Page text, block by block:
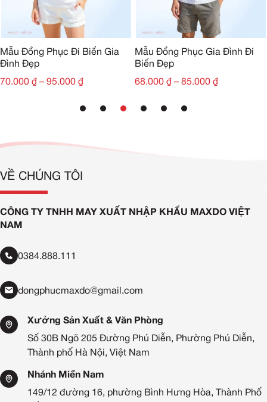
Mẫu Đồng Phục Đi Biển Gia
Đình Đẹp
70.000 ₫ – 95.000 ₫
Mẫu Đồng Phục Gia Đình Đi
Biển Đẹp
68.000 ₫ – 85.000 ₫
VỀ CHÚNG TÔI
CÔNG TY TNHH MAY XUẤT NHẬP KHẨU MAXDO VIỆT
NAM
0384.888.111
dongphucmaxdo@gmail.com
Xưởng Sản Xuất & Văn Phòng
Số 30B Ngõ 205 Đường Phú Diễn, Phường Phú Diễn,
Thành phố Hà Nội, Việt Nam
Nhánh Miền Nam
149/12 đường 16, phường Bình Hưng Hòa, Thành Phố